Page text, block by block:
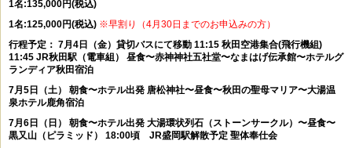
1名:135,000円(税込)
1名:125,000円(税込) ※早割り（4月30日までのお申込みの方）
行程予定： 7月4日（金）貸切バスにて移動 11:15 秋田空港集合(飛行機組)
11:45 JR秋田駅（電車組） 昼食〜赤神神社五社堂〜なまはげ伝承館〜ホテルグ
ランディア秋田宿泊
7月5日（土） 朝食〜ホテル出発 唐松神社〜昼食〜秋田の聖母マリア〜大湯温
泉ホテル鹿角宿泊
7月6日（日） 朝食〜ホテル出発 大湯環状列石（ストーンサークル）〜昼食〜
黒又山（ピラミッド） 18:00頃 JR盛岡駅解散予定 聖体奉仕会